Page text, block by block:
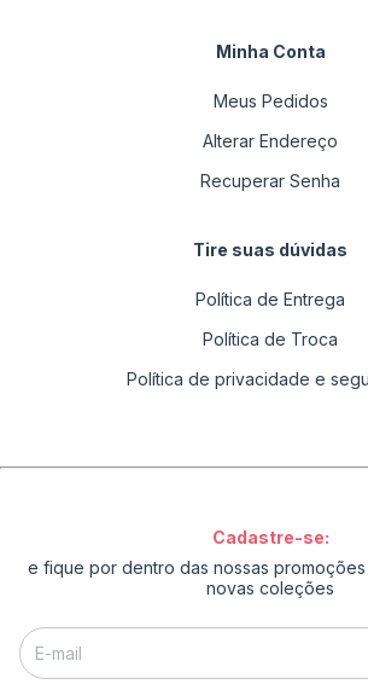
Minha Conta
Meus Pedidos
Alterar Endereço
Recuperar Senha
Tire suas dúvidas
Política de Entrega
Política de Troca
Política de privacidade e
Cadastre-se:
e fique por dentro das nossas
novas coleções